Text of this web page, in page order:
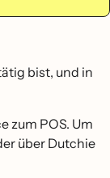
bist, und in
zum POS. Um
über Dutchie